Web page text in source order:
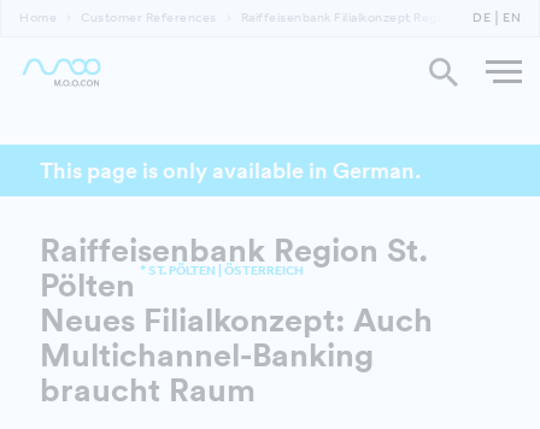
Home Customer References Raiffeisenbank Filialkonzept Region St. Pölten
DE EN
This page is only available in German.
Raiffeisenbank Region St.
Pölten * ST. PÖLTEN | ÖSTERREICH
Neues Filialkonzept: Auch
Multichannel-Banking
braucht Raum